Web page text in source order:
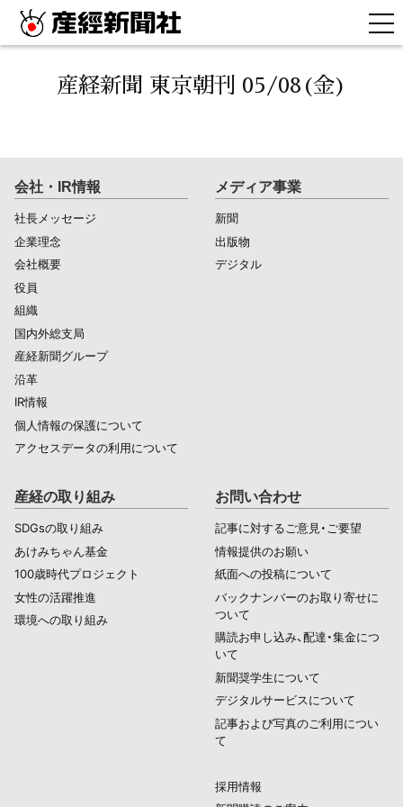
産経新聞 東京朝刊 05/08(金)
会社・IR情報
社長メッセージ
企業理念
会社概要
役員
組織
国内外総支局
産経新聞グループ
沿革
IR情報
個人情報の保護について
アクセスデータの利用について
メディア事業
新聞
出版物
デジタル
産経の取り組み
SDGsの取り組み
あけみちゃん基金
100歳時代プロジェクト
女性の活躍推進
環境への取り組み
お問い合わせ
記事に対するご意見・ご要望
情報提供のお願い
紙面への投稿について
バックナンバーのお取り寄せに
ついて
購読お申し込み、配達・集金につ
いて
新聞奨学生について
デジタルサービスについて
記事および写真のご利用につい
て
採用情報